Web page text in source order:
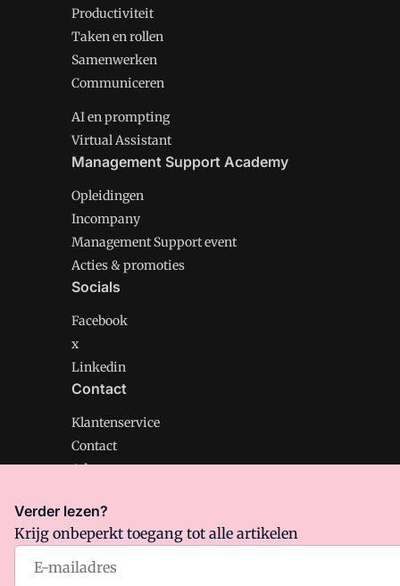
Productiviteit
Taken en rollen
Samenwerken
Communiceren
AI en prompting
Virtual Assistant
Management Support Academy
Opleidingen
Incompany
Management Support event
Acties & promoties
Socials
Facebook
x
Linkedin
Contact
Klantenservice
Contact
Adverteren
Management Support is onderdeel van VMN media.
Algemene Voorwaarden
Verder lezen?
Krijg onbeperkt toegang tot alle artikelen